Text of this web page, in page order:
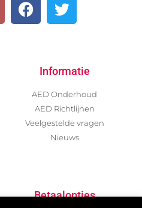
Informatie
AED Onderhoud
AED Richtlijnen
Veelgestelde vragen
Nieuws
Betaalopties